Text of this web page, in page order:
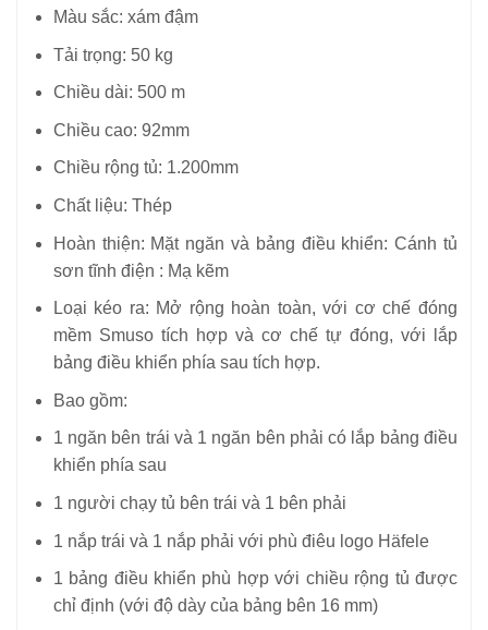
Màu sắc: xám đậm
Tải trọng: 50 kg
Chiều dài: 500 m
Chiều cao: 92mm
Chiều rộng tủ: 1.200mm
Chất liệu: Thép
Hoàn thiện: Mặt ngăn và bảng điều khiển: Cánh tủ
sơn tĩnh điện : Mạ kẽm
Loại kéo ra: Mở rộng hoàn toàn, với cơ chế đóng
mềm Smuso tích hợp và cơ chế tự đóng, với lắp
bảng điều khiển phía sau tích hợp.
Bao gồm:
1 ngăn bên trái và 1 ngăn bên phải có lắp bảng điều
khiển phía sau
1 người chạy tủ bên trái và 1 bên phải
1 nắp trái và 1 nắp phải với phù điêu logo Häfele
1 bảng điều khiển phù hợp với chiều rộng tủ được
chỉ định (với độ dày của bảng bên 16 mm)